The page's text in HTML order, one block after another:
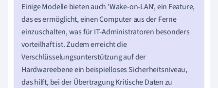
Einige Modelle bieten auch 'Wake-on-LAN', ein Feature,
das es ermöglicht, einen Computer aus der Ferne
einzuschalten, was für IT-Administratoren besonders
vorteilhaft ist. Zudem erreicht die
Verschlüsselungsunterstützung auf der
Hardwareebene ein beispielloses Sicherheitsniveau,
das hilft, bei der Übertragung Kritische Daten zu